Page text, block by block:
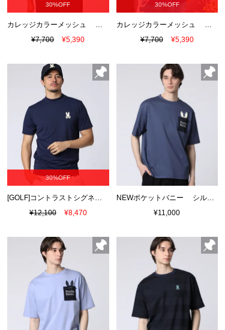
30%OFF
¥7,700
¥5,390
30%OFF
¥7,700
¥5,390
30%OFF
[GOLF]コントラストシグネチャーロゴ モックネックＴシャツ
¥12,100
¥8,470
NEWポケットバニー シルケットスムースTシャツ
¥11,000